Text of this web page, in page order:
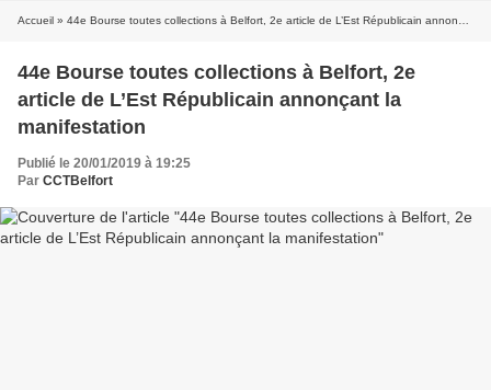
Accueil » 44e Bourse toutes collections à Belfort, 2e article de L’Est Républicain annonçant la manifestation
44e Bourse toutes collections à Belfort, 2e
article de L’Est Républicain annonçant la
manifestation
Publié le 20/01/2019 à 19:25
Par CCTBelfort